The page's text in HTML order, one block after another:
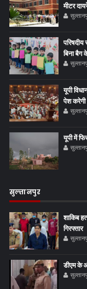
मीटर
परिषदीय
बिना बैग
यूपी
पेश
यूपी में
सुल्तानपुर
शाकिब
गिरफ्तार
डीएम के